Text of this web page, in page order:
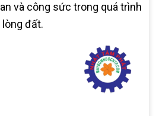
và công sức trong quá trình
đất.